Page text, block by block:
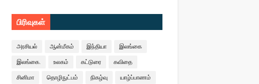
பிரிவுகள்
அரசியல் ஆன்மீகம் இந்தியா இலங்கை
இலங்கை. உலகம் கட்டுரை கவிதை
சினிமா தொழிநுட்பம் நிகழ்வு யாழ்ப்பாணம்